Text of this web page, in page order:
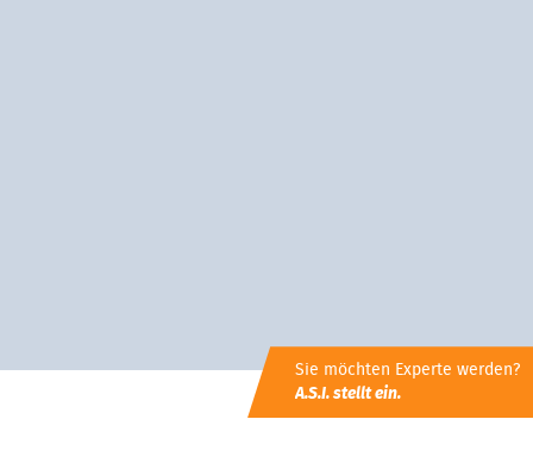
Sie möchten Experte werden?
A.S.I. stellt ein.